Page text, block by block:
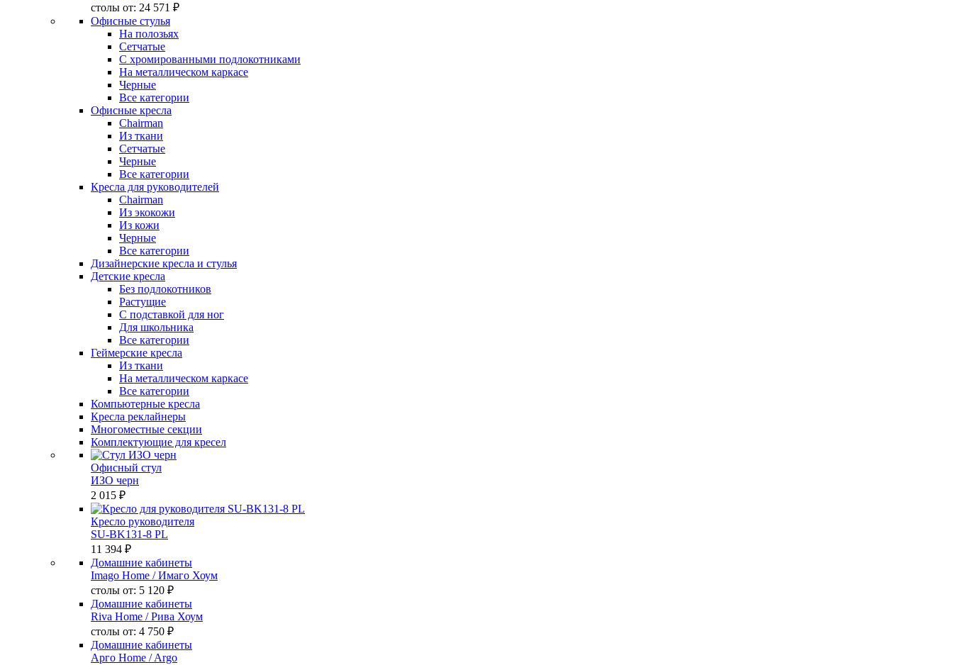
столы от: 24 571 ₽
Офисные стулья
На полозьях
Сетчатые
С хромированными подлокотниками
На металлическом каркасе
Черные
Все категории
Офисные кресла
Chairman
Из ткани
Сетчатые
Черные
Все категории
Кресла для руководителей
Chairman
Из экокожи
Из кожи
Черные
Все категории
Дизайнерские кресла и стулья
Детские кресла
Без подлокотников
Растущие
С подставкой для ног
Для школьника
Все категории
Геймерские кресла
Из ткани
На металлическом каркасе
Все категории
Компьютерные кресла
Кресла реклайнеры
Многоместные секции
Комплектующие для кресел
Офисный стул
ИЗО черн
2 015 ₽
Кресло руководителя
SU-BK131-8 PL
11 394 ₽
Домашние кабинеты
Imago Home / Имаго Хоум
столы от: 5 120 ₽
Домашние кабинеты
Riva Home / Рива Хоум
столы от: 4 750 ₽
Домашние кабинеты
Арго Home / Argo